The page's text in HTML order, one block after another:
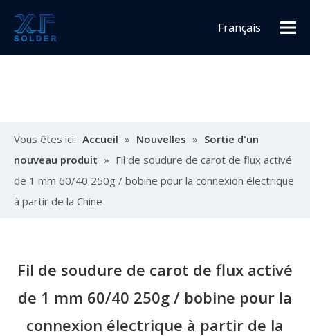
Français
Vous êtes ici: Accueil » Nouvelles » Sortie d'un
nouveau produit » Fil de soudure de carot de flux activé
de 1 mm 60/40 250g / bobine pour la connexion électrique
à partir de la Chine
Fil de soudure de carot de flux activé
de 1 mm 60/40 250g / bobine pour la
connexion électrique à partir de la